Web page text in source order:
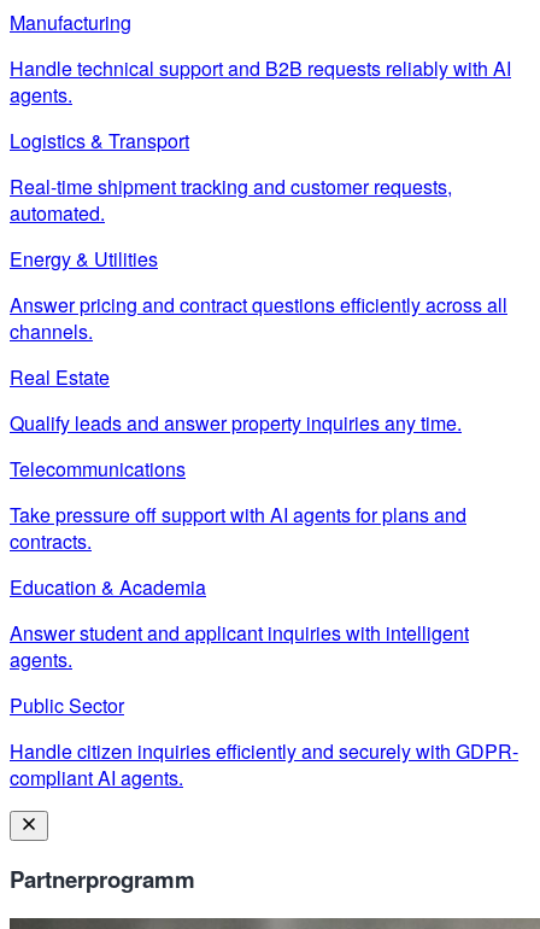
Manufacturing
Handle technical support and B2B requests reliably with AI
agents.
Logistics & Transport
Real-time shipment tracking and customer requests,
automated.
Energy & Utilities
Answer pricing and contract questions efficiently across all
channels.
Real Estate
Qualify leads and answer property inquiries any time.
Telecommunications
Take pressure off support with AI agents for plans and
contracts.
Education & Academia
Answer student and applicant inquiries with intelligent
agents.
Public Sector
Handle citizen inquiries efficiently and securely with GDPR-
compliant AI agents.
Partnerprogramm